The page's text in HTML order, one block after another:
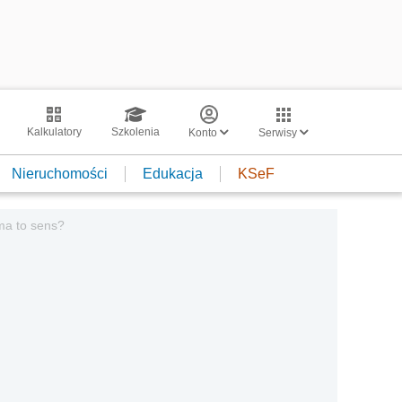
Kalkulatory Szkolenia Konto Serwisy
Nieruchomości Edukacja KSeF
to sens?